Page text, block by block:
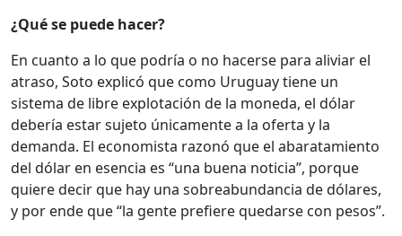
¿Qué se puede hacer?
En cuanto a lo que podría o no hacerse para aliviar el
atraso, Soto explicó que como Uruguay tiene un
sistema de libre explotación de la moneda, el dólar
debería estar sujeto únicamente a la oferta y la
demanda. El economista razonó que el abaratamiento
del dólar en esencia es “una buena noticia”, porque
quiere decir que hay una sobreabundancia de dólares,
y por ende que “la gente prefiere quedarse con pesos”.